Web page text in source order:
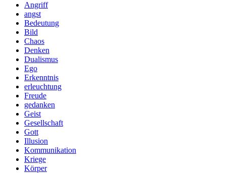
Angriff
angst
Bedeutung
Bild
Chaos
Denken
Dualismus
Ego
Erkenntnis
erleuchtung
Freude
gedanken
Geist
Gesellschaft
Gott
Illusion
Kommunikation
Kriege
Körper